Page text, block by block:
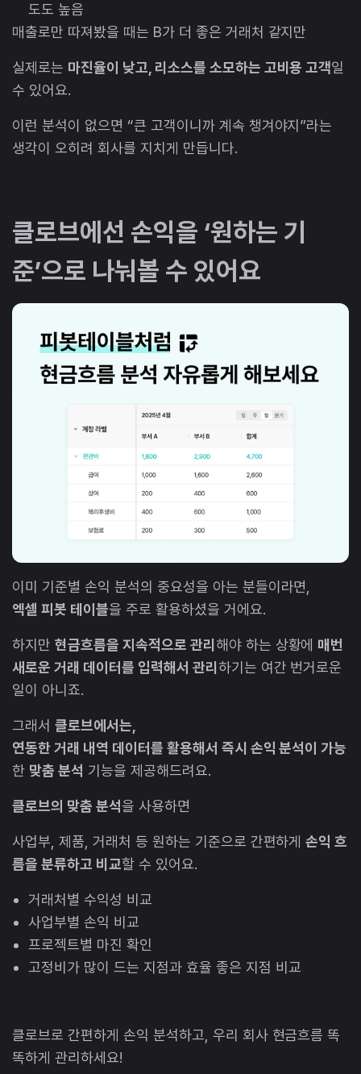
도도 높음
매출로만 따져봤을 때는 B가 더 좋은 거래처 같지만
실제로는 마진율이 낮고, 리소스를 소모하는 고비용 고객일
수 있어요.
이런 분석이 없으면 “큰 고객이니까 계속 챙겨야지”라는
생각이 오히려 회사를 지치게 만듭니다.
클로브에선 손익을 ‘원하는 기
준’으로 나눠볼 수 있어요
이미 기준별 손익 분석의 중요성을 아는 분들이라면,
엑셀 피봇 테이블을 주로 활용하셨을 거에요.
하지만 현금흐름을 지속적으로 관리해야 하는 상황에 매번
새로운 거래 데이터를 입력해서 관리하기는 여간 번거로운
일이 아니죠.
그래서 클로브에서는,
연동한 거래 내역 데이터를 활용해서 즉시 손익 분석이 가능
한 맞춤 분석 기능을 제공해드려요.
클로브의 맞춤 분석을 사용하면
사업부, 제품, 거래처 등 원하는 기준으로 간편하게손익 흐
름을 분류하고 비교할 수 있어요.
거래처별 수익성 비교
사업부별 손익 비교
프로젝트별 마진 확인
고정비가 많이 드는 지점과 효율 좋은 지점 비교
클로브로 간편하게 손익 분석하고, 우리 회사 현금흐름 똑
똑하게 관리하세요!